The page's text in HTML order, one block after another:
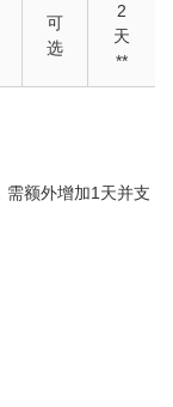
可
选
2
天
**
需额外增加1天并支